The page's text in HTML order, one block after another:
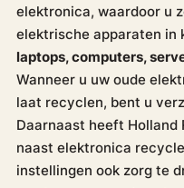
elektronica, waardoor u
elektrische apparaten in
laptops, computers,
Wanneer u uw oude
laat recyclen, bent u
Daarnaast heeft Holland
naast elektronica
instellingen ook zorg te